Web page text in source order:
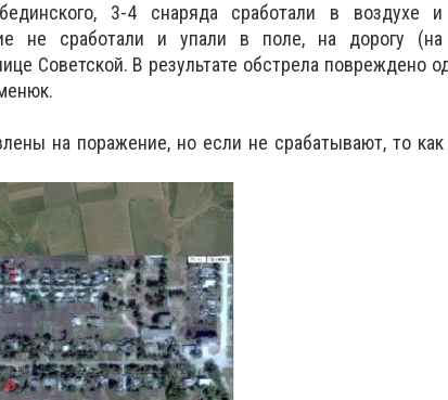
3-4 снаряда сработали в воздухе
не сработали и упали в поле, на дорогу
Советской. В результате обстрела повреждено
на поражение, но если не срабатывают, то как